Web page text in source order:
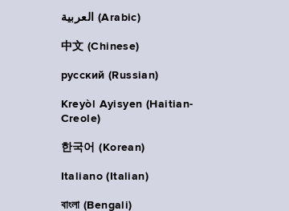
العربية (Arabic)
中文 (Chinese)
русский (Russian)
Kreyòl Ayisyen (Haitian-
Creole)
한국어 (Korean)
Italiano (Italian)
বাংলা (Bengali)